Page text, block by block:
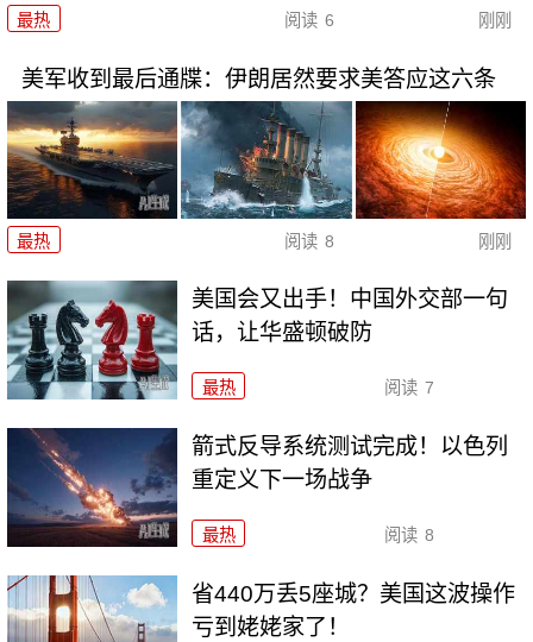
最热 阅读 6 刚刚
美军收到最后通牒：伊朗居然要求美答应这六条
最热 阅读 8 刚刚
美国会又出手！中国外交部一句
话，让华盛顿破防
最热 阅读 7
箭式反导系统测试完成！以色列
重定义下一场战争
最热 阅读 8
省440万丢5座城？美国这波操作
亏到姥姥家了！